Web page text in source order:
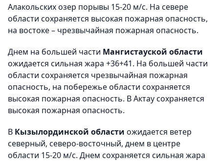
Алакольских озер порывы 15-20 м/с. На севере
области сохраняется высокая пожарная опасность,
на востоке – чрезвычайная пожарная опасность.
Днем на большей части Мангистауской области
ожидается сильная жара +36+41. На большей части
области сохраняется чрезвычайная пожарная
опасность, на побережье области сохраняется
высокая пожарная опасность. В Актау сохраняется
высокая пожарная опасность.
В Кызылординской области ожидается ветер
северный, северо-восточный, днем в центре
области 15-20 м/с. Днем сохраняется сильная жара